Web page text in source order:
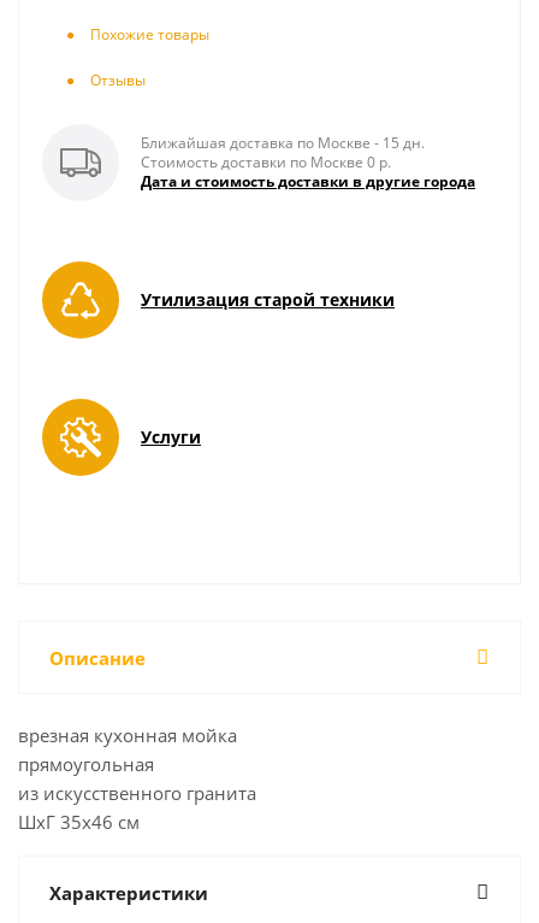
Похожие товары
Отзывы
Ближайшая доставка по Москве - 15 дн.
Стоимость доставки по Москве 0 р.
Дата и стоимость доставки в другие города
Утилизация старой техники
Услуги
Описание
врезная кухонная мойка
прямоугольная
из искусственного гранита
ШхГ 35х46 см
Характеристики